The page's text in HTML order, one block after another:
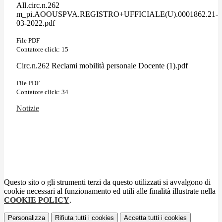
All.circ.n.262
m_pi.AOOUSPVA.REGISTRO+UFFICIALE(U).0001862.21-
03-2022.pdf
File PDF
Contatore click: 15
Circ.n.262 Reclami mobilità personale Docente (1).pdf
File PDF
Contatore click: 34
Notizie
Questo sito o gli strumenti terzi da questo utilizzati si avvalgono di
cookie necessari al funzionamento ed utili alle finalità illustrate nella
COOKIE POLICY.
Personalizza Rifiuta tutti i cookies Accetta tutti i cookies